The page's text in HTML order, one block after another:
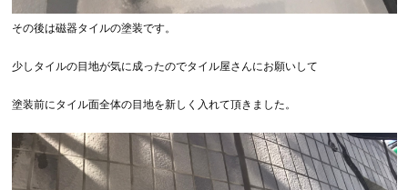
その後は磁器タイルの塗装です。
少しタイルの目地が気に成ったのでタイル屋さんにお願いして
塗装前にタイル面全体の目地を新しく入れて頂きました。